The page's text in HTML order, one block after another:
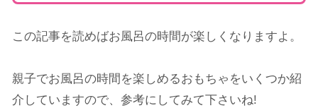
この記事を読めばお風呂の時間が楽しくなりますよ。
親子でお風呂の時間を楽しめるおもちゃをいくつか紹
介していますので、参考にしてみて下さいね!